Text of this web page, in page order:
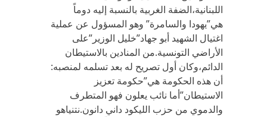
اللبنانية،الضفة الغربية بالنسبة إليه دوماً
هي”يهودا والسامرة” وهو المسؤول عن عملية
اغتيال الشهيد أبو جهاد”خليل الوزير”على
الأراضي التونسية.من المنادين بالاستيطان
الدائم،وكان أول تصريح له بعد تسلمه لمنصبه:
أن هذه الحكومة هي”حكومة تعزيز
الاستيطان”أما نائب يعلون فهو المتطرف
والدموي من حزب الليكود داني دانون.نتنياهو